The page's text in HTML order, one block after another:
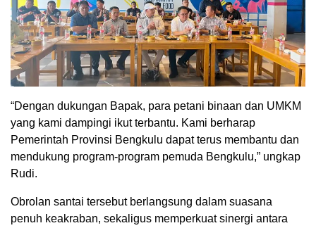
“Dengan dukungan Bapak, para petani binaan dan UMKM
yang kami dampingi ikut terbantu. Kami berharap
Pemerintah Provinsi Bengkulu dapat terus membantu dan
mendukung program-program pemuda Bengkulu,” ungkap
Rudi.
Obrolan santai tersebut berlangsung dalam suasana
penuh keakraban, sekaligus memperkuat sinergi antara